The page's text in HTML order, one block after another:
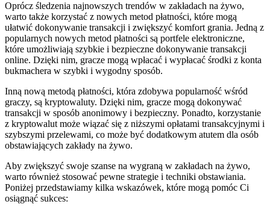
Oprócz śledzenia najnowszych trendów w zakładach na żywo,
warto także korzystać z nowych metod płatności, które mogą
ułatwić dokonywanie transakcji i zwiększyć komfort grania. Jedną z
popularnych nowych metod płatności są portfele elektroniczne,
które umożliwiają szybkie i bezpieczne dokonywanie transakcji
online. Dzięki nim, gracze mogą wpłacać i wypłacać środki z konta
bukmachera w szybki i wygodny sposób.
Inną nową metodą płatności, która zdobywa popularność wśród
graczy, są kryptowaluty. Dzięki nim, gracze mogą dokonywać
transakcji w sposób anonimowy i bezpieczny. Ponadto, korzystanie
z kryptowalut może wiązać się z niższymi opłatami transakcyjnymi i
szybszymi przelewami, co może być dodatkowym atutem dla osób
obstawiających zakłady na żywo.
Aby zwiększyć swoje szanse na wygraną w zakładach na żywo,
warto również stosować pewne strategie i techniki obstawiania.
Poniżej przedstawiamy kilka wskazówek, które mogą pomóc Ci
osiągnąć sukces: